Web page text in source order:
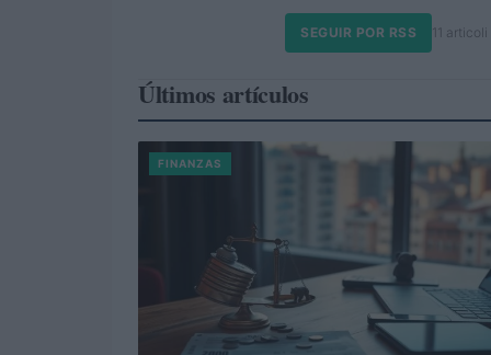
SEGUIR POR RSS 11 articoli
Últimos artículos
FINANZAS